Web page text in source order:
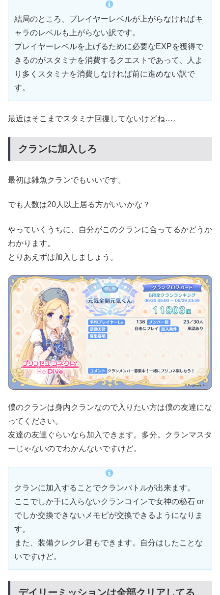
結局のところ、プレイヤーレベルが上がらなければキ
ャラのレベルも上がらない訳です。
プレイヤーレベルを上げるために必要なEXPを獲得で
きるのがスタミナを消費するクエストであって、人よ
り多くスタミナを消費しなければ前に進めない訳で
す。
最近はそこまでスタミナ回復してないけどね…。
クランに加入しろ
最初は雑魚クランでもいいです。
でも人数は20人以上居る方がいいかな？
やっていくうちに、自分がこのクランに合ってるかどうか
わかります。
とりあえずは加入しましょう。
僕のクランは身内クランなので入りたい方は僕の友達にな
ってください。
友達の友達ぐらいなら加入できます。多分。クランマスタ
ーじゃないのでわかんないですけど。
クランに加入することでクランバトルが出来ます。
ここでしか手に入らないクランコインで女神の秘石 or
でしか交換できないメモピが交換できるようになりま
す。
また、装備クレクレ君もできます。自分はしたことな
いですけど。
デイリーミッションは全部クリアしてる